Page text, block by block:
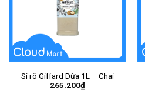
Si rô Giffard Dừa 1L – Chai
265.200₫